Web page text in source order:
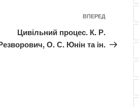
ВПЕРЕД
Цивільний процес. К. Р.
О. С. Юнін та ін.